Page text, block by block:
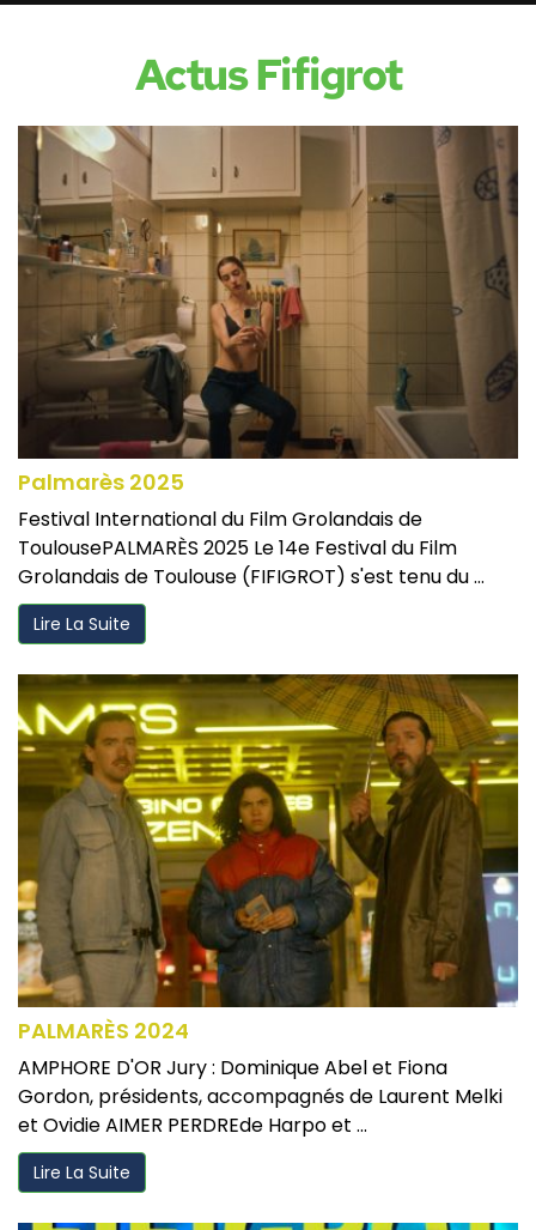
Actus Fifigrot
Palmarès 2025
Festival International du Film Grolandais de
ToulousePALMARÈS 2025 Le 14e Festival du Film
Grolandais de Toulouse (FIFIGROT) s'est tenu du ...
Lire La Suite
PALMARÈS 2024
AMPHORE D'OR Jury : Dominique Abel et Fiona
Gordon, présidents, accompagnés de Laurent Melki
et Ovidie AIMER PERDREde Harpo et ...
Lire La Suite